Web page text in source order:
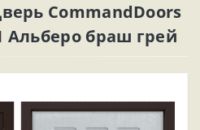
CommandDoors
браш грей